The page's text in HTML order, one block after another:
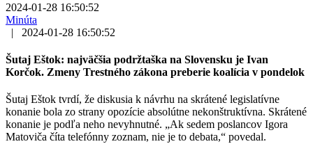
2024-01-28 16:50:52
Minúta
|
2024-01-28 16:50:52
Šutaj Eštok: najväčšia podržtaška na Slovensku je Ivan
Korčok. Zmeny Trestného zákona preberie koalícia v pondelok
Šutaj Eštok tvrdí, že diskusia k návrhu na skrátené legislatívne
konanie bola zo strany opozície absolútne nekonštruktívna. Skrátené
konanie je podľa neho nevyhnutné. „Ak sedem poslancov Igora
Matoviča číta telefónny zoznam, nie je to debata,“ povedal.